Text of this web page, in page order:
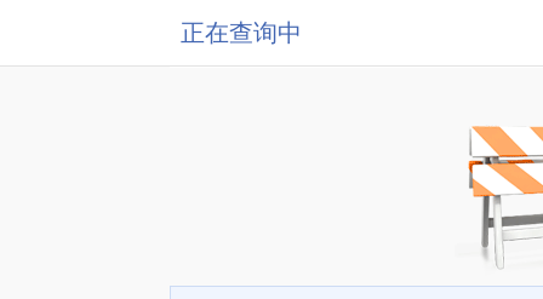
正在查询中